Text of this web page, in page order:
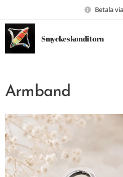
Betala
Smyckeskonditorn
Armband